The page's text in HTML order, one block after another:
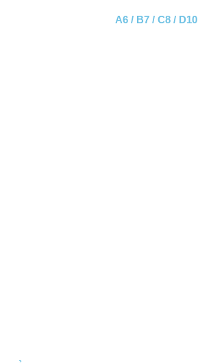
A6 / B7 / C8 / D10